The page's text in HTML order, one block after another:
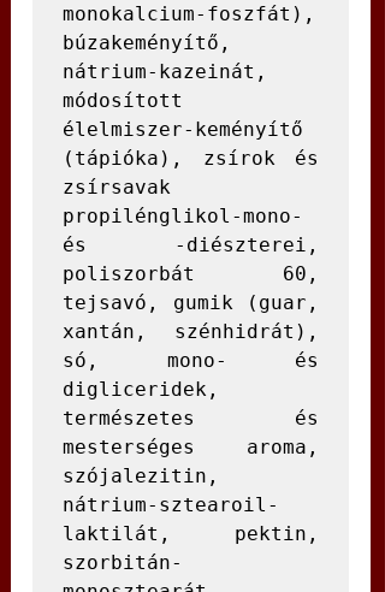
monokalcium-foszfát),
búzakeményítő,
nátrium-kazeinát,
módosított
élelmiszer-keményítő
(tápióka), zsírok és
zsírsavak
propilénglikol-mono-
és -diészterei,
poliszorbát 60,
tejsavó, gumik (guar,
xantán, szénhidrát),
só, mono- és
digliceridek,
természetes és
mesterséges aroma,
szójalezitin,
nátrium-sztearoil-
laktilát, pektin,
szorbitán-